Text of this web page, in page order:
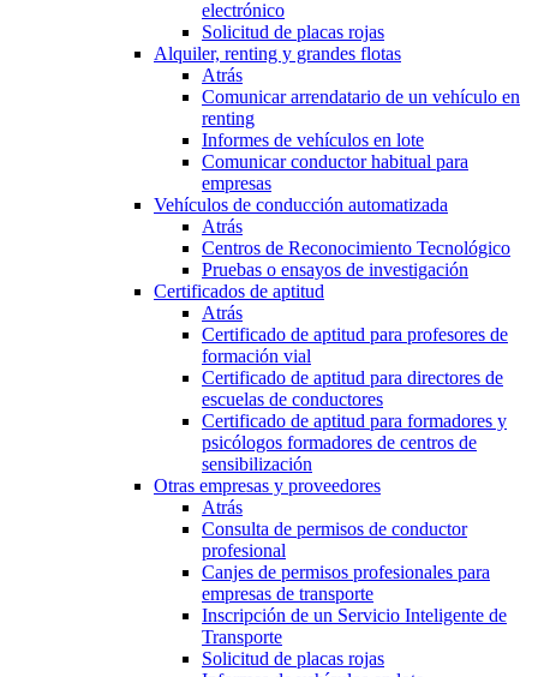
electrónico
Solicitud de placas rojas
Alquiler, renting y grandes flotas
Atrás
Comunicar arrendatario de un vehículo en
renting
Informes de vehículos en lote
Comunicar conductor habitual para
empresas
Vehículos de conducción automatizada
Atrás
Centros de Reconocimiento Tecnológico
Pruebas o ensayos de investigación
Certificados de aptitud
Atrás
Certificado de aptitud para profesores de
formación vial
Certificado de aptitud para directores de
escuelas de conductores
Certificado de aptitud para formadores y
psicólogos formadores de centros de
sensibilización
Otras empresas y proveedores
Atrás
Consulta de permisos de conductor
profesional
Canjes de permisos profesionales para
empresas de transporte
Inscripción de un Servicio Inteligente de
Transporte
Solicitud de placas rojas